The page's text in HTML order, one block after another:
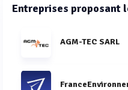
Entreprises proposant
AGM-TEC SARL